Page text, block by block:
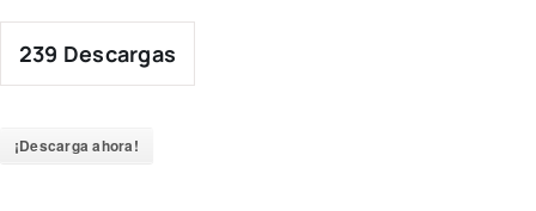
239 Descargas
¡Descarga ahora!